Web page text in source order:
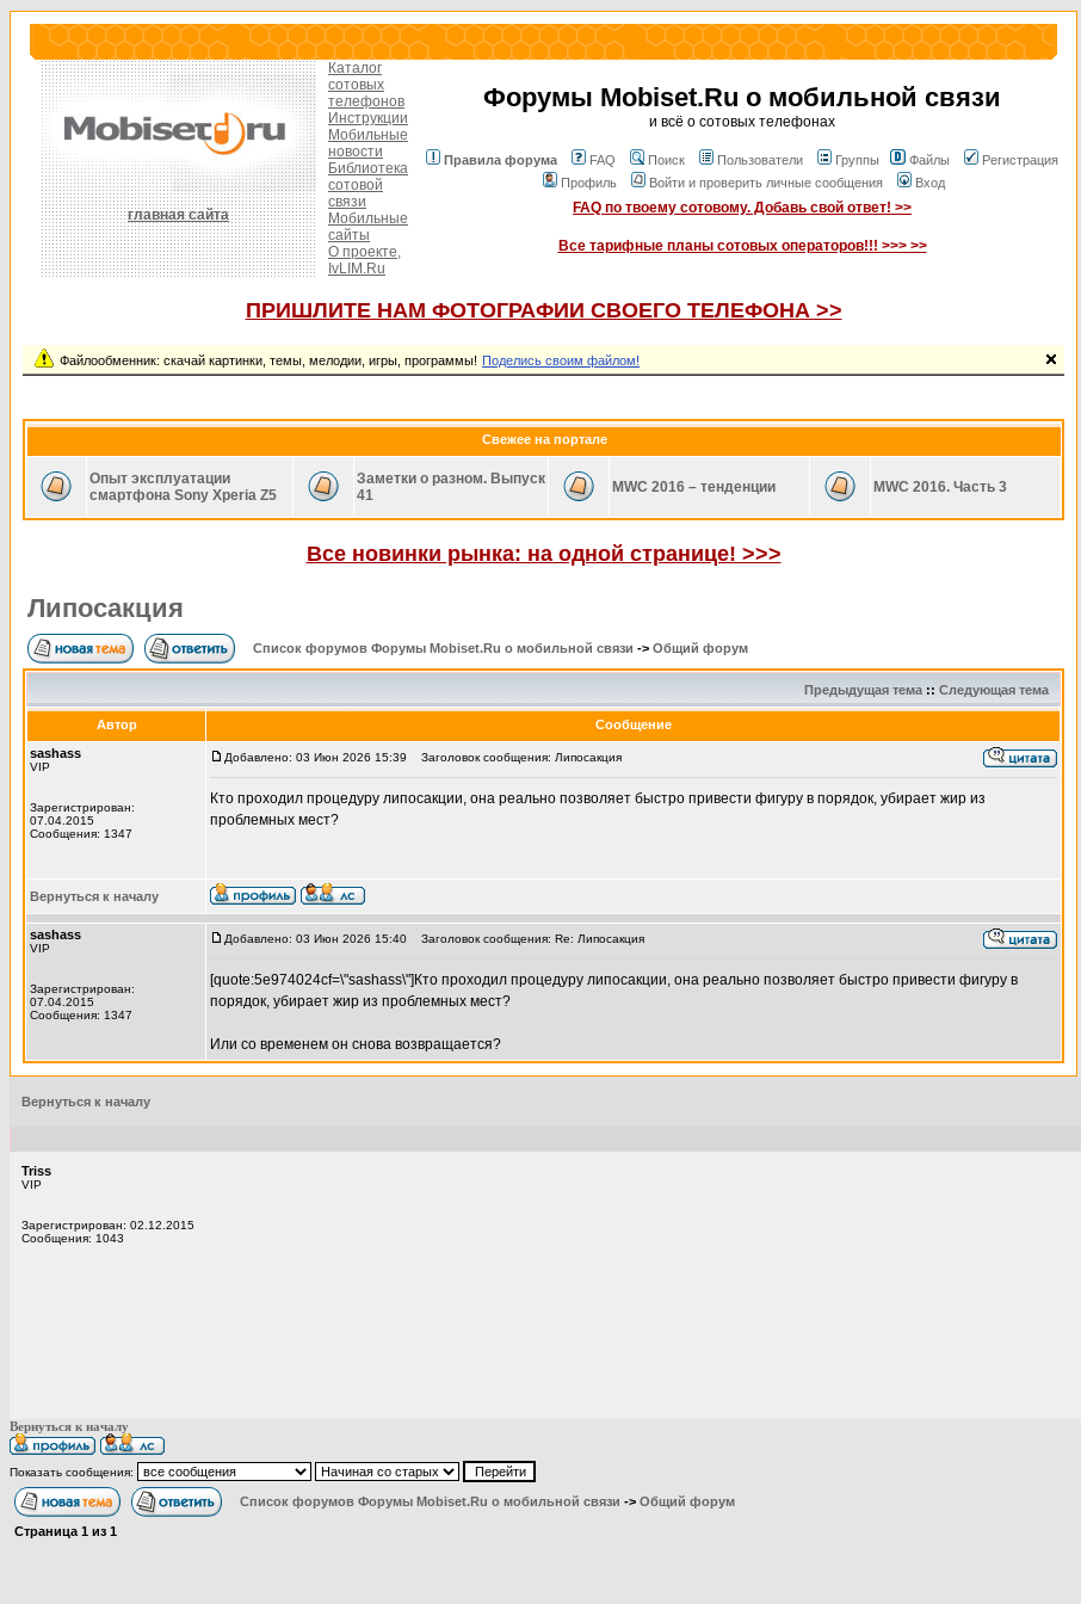
главная сайта
Каталог
сотовых
телефонов
Инструкции
Мобильные
новости
Библиотека
сотовой
связи
Мобильные
сайты
О проекте,
IvLIM.Ru
Форумы Mobiset.Ru о мобильной связи
и всё о сотовых телефонах
Правила форума FAQ Поиск Пользователи Группы Файлы
Регистрация
Профиль
Войти и проверить личные сообщения Вход
FAQ по твоему сотовому. Добавь свой ответ! >>
Все тарифные планы сотовых операторов!!! >>> >>
ПРИШЛИТЕ НАМ ФОТОГРАФИИ СВОЕГО ТЕЛЕФОНА >>
Файлообменник: скачай картинки, темы, мелодии, игры, программы! Поделись своим файлом!
Свежее на портале
Опыт эксплуатации
смартфона Sony Xperia Z5
Заметки о разном. Выпуск
41
MWC 2016 – тенденции MWC 2016. Часть 3
Все новинки рынка: на одной странице! >>>
Липосакция
Список форумов Форумы Mobiset.Ru о мобильной связи -> Общий форум
Предыдущая тема :: Следующая тема
Автор
Сообщение
sashass
VIP
Зарегистрирован:
07.04.2015
Сообщения: 1347
Добавлено: 03 Июн 2026 15:39 Заголовок сообщения: Липосакция
Кто проходил процедуру липосакции, она реально позволяет быстро привести фигуру в порядок, убирает жир из
проблемных мест?
Вернуться к началу
sashass
VIP
Зарегистрирован:
07.04.2015
Сообщения: 1347
Добавлено: 03 Июн 2026 15:40 Заголовок сообщения: Re: Липосакция
[quote:5e974024cf=\"sashass\"]Кто проходил процедуру липосакции, она реально позволяет быстро привести фигуру в
порядок, убирает жир из проблемных мест?
Или со временем он снова возвращается?
Вернуться к началу
Triss
VIP
Зарегистрирован: 02.12.2015
Сообщения: 1043
Вернуться к началу
Показать сообщения:
Список форумов Форумы Mobiset.Ru о мобильной связи -> Общий форум
Страница 1 из 1